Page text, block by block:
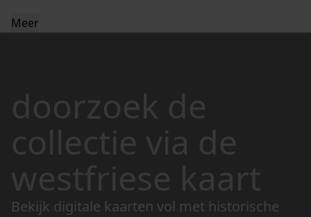
Meer
doorzoek de
collectie via de
westfriese kaart
Bekijk digitale kaarten vol met historische